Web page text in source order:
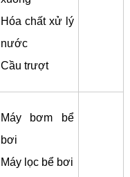
Hóa chất xử lý
nước
Cầu trượt
Máy bơm bể
bơi
Máy lọc bể bơi